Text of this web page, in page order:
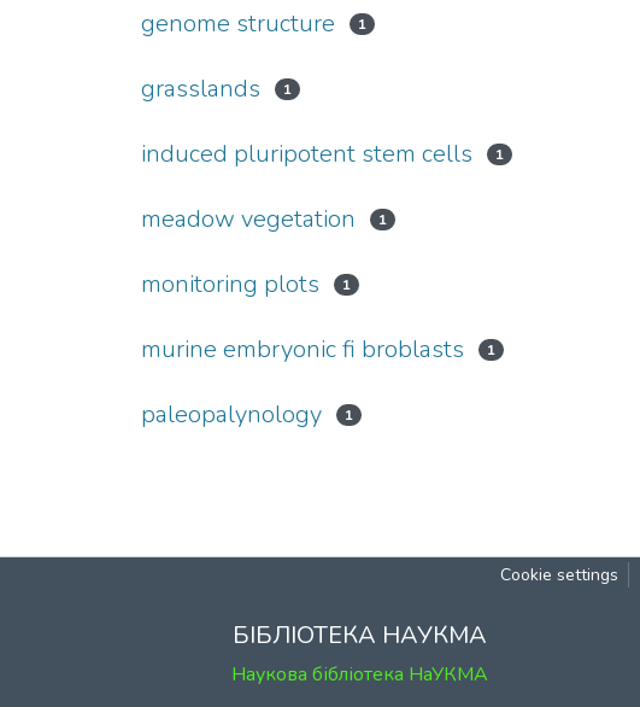
genome structure 1
grasslands 1
induced pluripotent stem cells 1
meadow vegetation 1
monitoring plots 1
murine embryonic fi broblasts 1
paleopalynology 1
Cookie settings
БІБЛІОТЕКА НАУКМА
Наукова бібліотека НаУКМА